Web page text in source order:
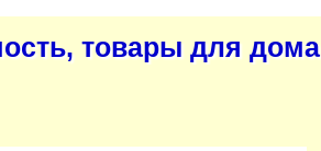
товары для дома